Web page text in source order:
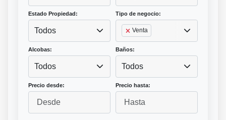
Estado Propiedad:
Todos
Tipo de negocio:
Venta
Alcobas:
Todos
Baños:
Todos
Precio desde: Precio hasta: